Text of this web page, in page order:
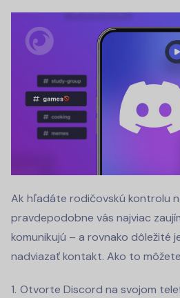
Ak hľadáte rodičovskú kontrolu
pravdepodobne vás najviac
komunikujú – a rovnako dôležité
nadviazať kontakt. Ako to
Otvorte Discord na svojom